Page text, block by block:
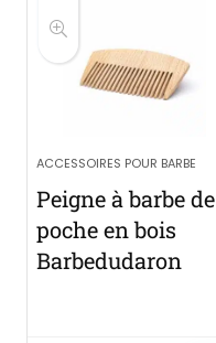
ACCESSOIRES POUR BARBE
Peigne à barbe de
poche en bois
Barbedudaron